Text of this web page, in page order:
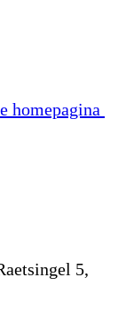
homepagina
5,